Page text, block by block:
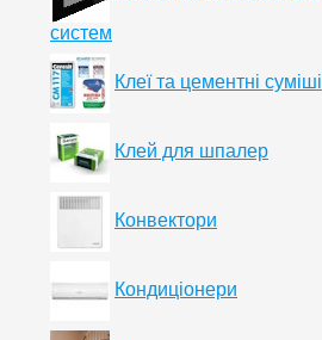
систем
Клеї та цементні суміші
Клей для шпалер
Конвектори
Кондиціонери